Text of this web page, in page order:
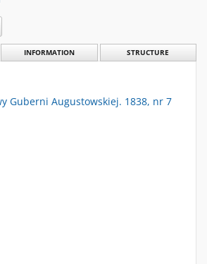
INFORMATION STRUCTURE
Guberni Augustowskiej. 1838, nr 7